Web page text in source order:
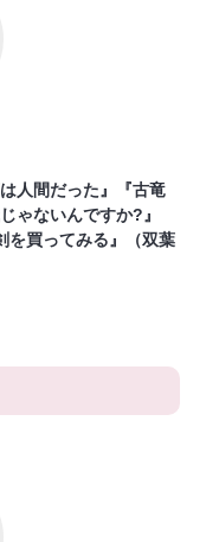
人間だった』『古竜
ゃないんですか?』
を買ってみる』（双葉